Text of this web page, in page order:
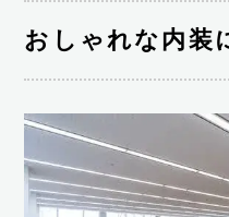
おしゃれな内装